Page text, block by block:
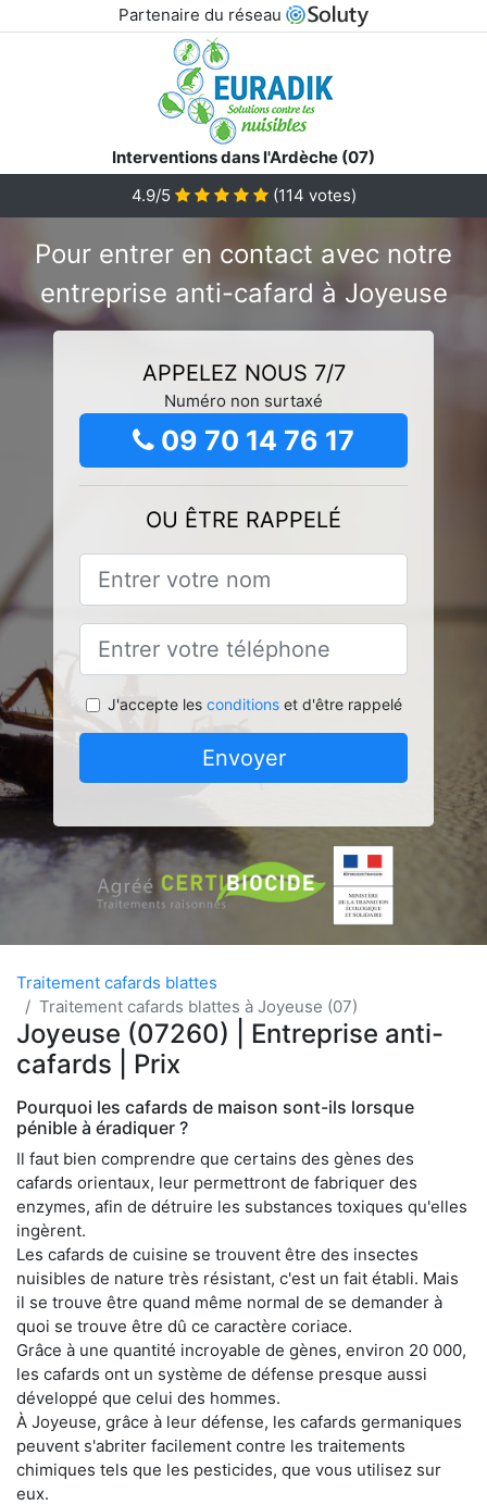
Partenaire du réseau
Interventions dans l'Ardèche (07)
4.9/5
(114 votes)
Pour entrer en contact avec notre
entreprise anti-cafard à Joyeuse
APPELEZ NOUS 7/7
Numéro non surtaxé
09 70 14 76 17
OU ÊTRE RAPPELÉ
J'accepte les conditionset d'être rappelé
Envoyer
Traitement cafards blattes
Traitement cafards blattes à Joyeuse (07)
Joyeuse (07260) | Entreprise anti-
cafards | Prix
Pourquoi les cafards de maison sont-ils lorsque
pénible à éradiquer ?
Il faut bien comprendre que certains des gènes des
cafards orientaux, leur permettront de fabriquer des
enzymes, afin de détruire les substances toxiques qu'elles
ingèrent.
Les cafards de cuisine se trouvent être des insectes
nuisibles de nature très résistant, c'est un fait établi. Mais
il se trouve être quand même normal de se demander à
quoi se trouve être dû ce caractère coriace.
Grâce à une quantité incroyable de gènes, environ 20 000,
les cafards ont un système de défense presque aussi
développé que celui des hommes.
À Joyeuse, grâce à leur défense, les cafards germaniques
peuvent s'abriter facilement contre les traitements
chimiques tels que les pesticides, que vous utilisez sur
eux.